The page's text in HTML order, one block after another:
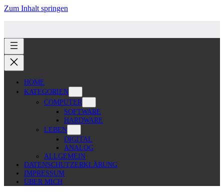
Zum Inhalt springen
HOME
KATEGORIEN
COMPUTER
SOFTWARE
HARDWARE
LEBEN
DIGITAL
ANALOG
ALLGEMEIN
DATENSCHUTZERKLÄRUNG
IMPRESSUM
ÜBER MICH